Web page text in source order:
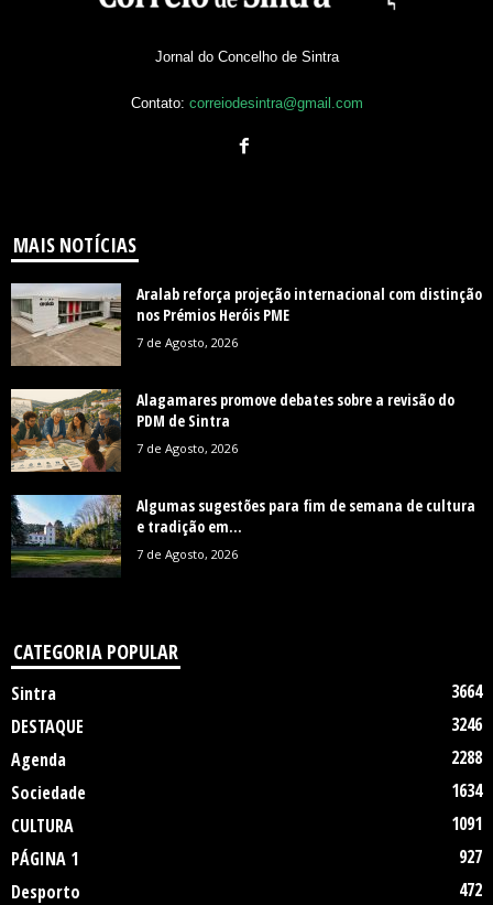
Jornal do Concelho de Sintra
Contato: correiodesintra@gmail.com
MAIS NOTÍCIAS
Aralab reforça projeção internacional com distinção
nos Prémios Heróis PME
7 de Agosto, 2026
Alagamares promove debates sobre a revisão do
PDM de Sintra
7 de Agosto, 2026
Algumas sugestões para fim de semana de cultura
e tradição em...
7 de Agosto, 2026
CATEGORIA POPULAR
Sintra
3664
DESTAQUE
3246
Agenda
2288
Sociedade
1634
CULTURA
1091
PÁGINA 1
927
Desporto
472